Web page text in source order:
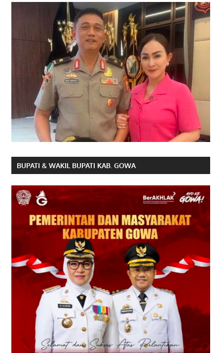
BUPATI & WAKIL BUPATI KAB. GOWA